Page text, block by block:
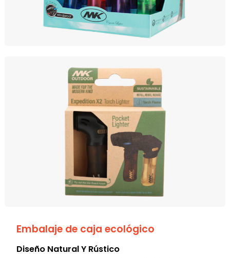
Embalaje de caja ecológico
Diseño Natural Y Rústico